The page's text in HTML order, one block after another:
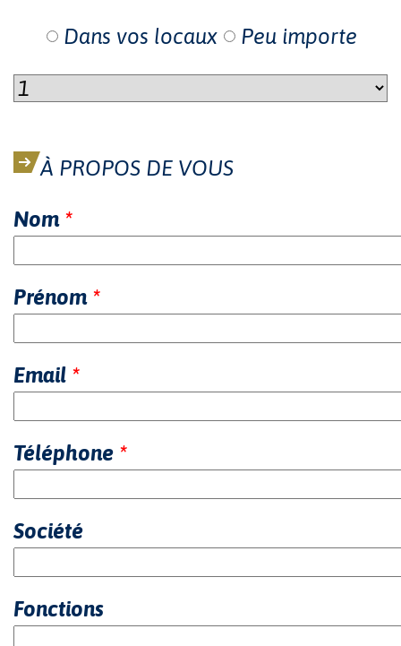
Dans vos locaux Peu importe
À PROPOS DE VOUS
Nom *
Prénom *
Email *
Téléphone *
Société
Fonctions